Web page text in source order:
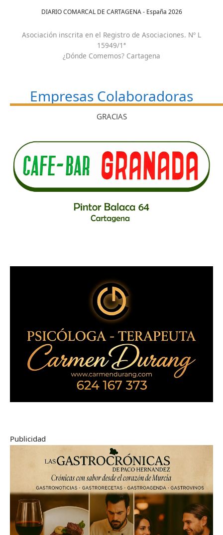
DIARIO COMARCAL DE CARTAGENA - España 2026
Asociación inscrita en el Registro de Asociaciones. Nº L
15949/1ª
¿Dónde Comemos? Cartagena
Empresas Colaboradoras
GRACIAS
Publicidad